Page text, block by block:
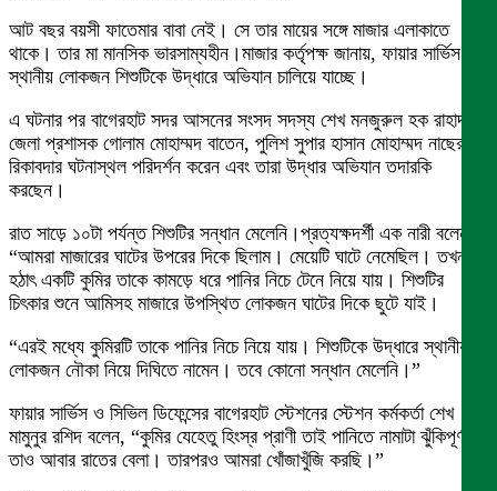
আট বছর বয়সী ফাতেমার বাবা নেই। সে তার মায়ের সঙ্গে মাজার এলাকাতে
থাকে। তার মা মানসিক ভারসাম্যহীন।মাজার কর্তৃপক্ষ জানায়, ফায়ার সার্ভিস ও
স্থানীয় লোকজন শিশুটিকে উদ্ধারে অভিযান চালিয়ে যাচ্ছে।
এ ঘটনার পর বাগেরহাট সদর আসনের সংসদ সদস্য শেখ মনজুরুল হক রাহাদ,
জেলা প্রশাসক গোলাম মোহাম্মদ বাতেন, পুলিশ সুপার হাসান মোহাম্মদ নাছের
রিকাবদার ঘটনাস্থল পরিদর্শন করেন এবং তারা উদ্ধার অভিযান তদারকি
করছেন।
রাত সাড়ে ১০টা পর্যন্ত শিশুটির সন্ধান মেলেনি।প্রত্যক্ষদর্শী এক নারী বলেন,
“আমরা মাজারের ঘাটের উপরের দিকে ছিলাম। মেয়েটি ঘাটে নেমেছিল। তখন
হঠাৎ একটি কুমির তাকে কামড়ে ধরে পানির নিচে টেনে নিয়ে যায়। শিশুটির
চিৎকার শুনে আমিসহ মাজারে উপস্থিত লোকজন ঘাটের দিকে ছুটে যাই।
“এরই মধ্যে কুমিরটি তাকে পানির নিচে নিয়ে যায়। শিশুটিকে উদ্ধারে স্থানীয়
লোকজন নৌকা নিয়ে দিঘিতে নামেন। তবে কোনো সন্ধান মেলেনি।”
ফায়ার সার্ভিস ও সিভিল ডিফেন্সের বাগেরহাট স্টেশনের স্টেশন কর্মকর্তা শেখ
মামুনুর রশিদ বলেন, “কুমির যেহেতু হিংস্র প্রাণী তাই পানিতে নামাটা ঝুঁকিপূর্ণ।
তাও আবার রাতের বেলা। তারপরও আমরা খোঁজাখুঁজি করছি।”